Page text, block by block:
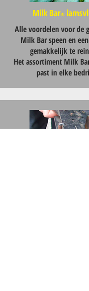
Milk Bar®
Alle voordelen voor de
Milk Bar speen en
gemakkelijk te
Het assortiment Milk
past in elke